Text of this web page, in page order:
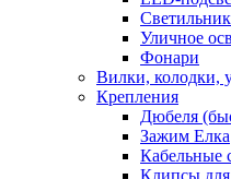
Уличное
Фонари
Вилки, колодки,
Крепления
Дюбеля
Зажим Елка
Кабельные
Клипсы для